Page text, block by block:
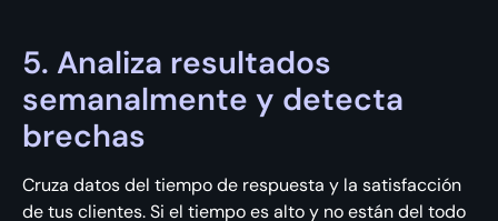
5. Analiza resultados
semanalmente y detecta
brechas
Cruza datos del tiempo de respuesta y la satisfacción
de tus clientes. Si el tiempo es alto y no están del todo